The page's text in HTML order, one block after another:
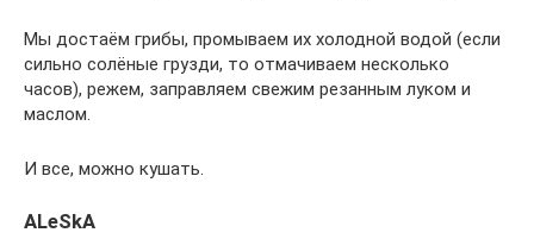
Мы достаём грибы, промываем их холодной водой (если
сильно солёные грузди, то отмачиваем несколько
часов), режем, заправляем свежим резанным луком и
маслом.
И все, можно кушать.
ALeSkA